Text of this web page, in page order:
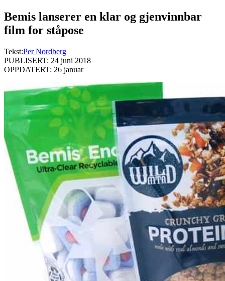
Bemis lanserer en klar og gjenvinnbar
film for ståpose
Tekst:Per Nordberg
PUBLISERT: 24 juni 2018
OPPDATERT: 26 januar